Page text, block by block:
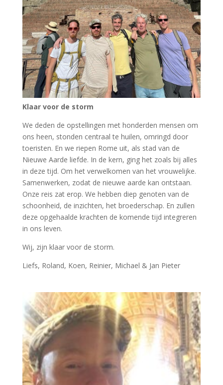
Klaar voor de storm
We deden de opstellingen met honderden mensen om
ons heen, stonden centraal te huilen, omringd door
toeristen. En we riepen Rome uit, als stad van de
Nieuwe Aarde liefde. In de kern, ging het zoals bij alles
in deze tijd. Om het verwelkomen van het vrouwelijke.
Samenwerken, zodat de nieuwe aarde kan ontstaan.
Onze reis zat erop. We hebben diep genoten van de
schoonheid, de inzichten, het broederschap. En zullen
deze opgehaalde krachten de komende tijd integreren
in ons leven.
Wij, zijn klaar voor de storm.
Liefs, Roland, Koen, Reinier, Michael & Jan Pieter